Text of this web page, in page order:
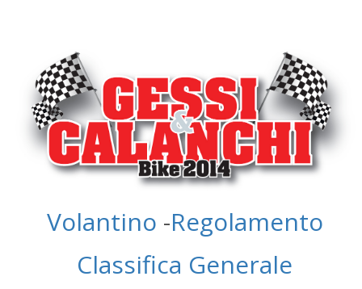
Volantino -Regolamento
Classifica Generale